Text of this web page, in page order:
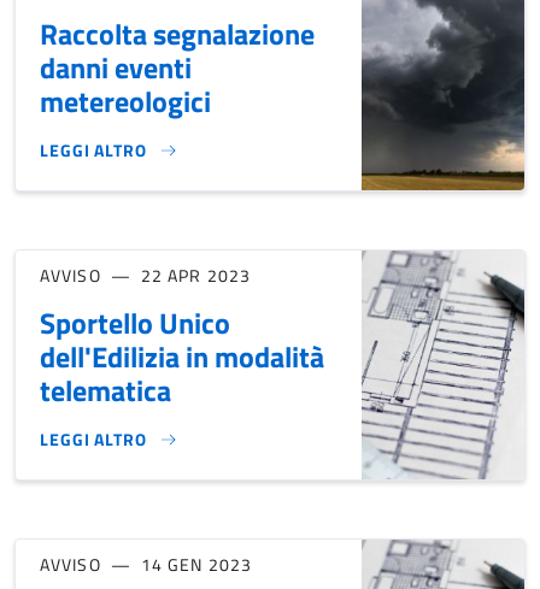
Raccolta segnalazione
danni eventi
metereologici
LEGGI ALTRO
RACCOLTA SEGNALAZIONE DANNI EVENTI METEREOLOGICI}
AVVISO 22 APR 2023
Sportello Unico
dell'Edilizia in modalità
telematica
LEGGI ALTRO
SPORTELLO UNICO DELL'EDILIZIA IN MODALITÀ TELEMATICA}
AVVISO 14 GEN 2023